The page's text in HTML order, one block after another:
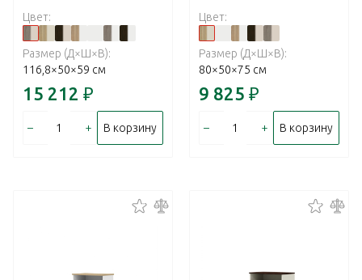
Цвет:
Размер (Д×Ш×В):
116,8×50×59 см
15 212 ₽
– + В корзину
Цвет:
Размер (Д×Ш×В):
80×50×75 см
9 825 ₽
– + В корзину